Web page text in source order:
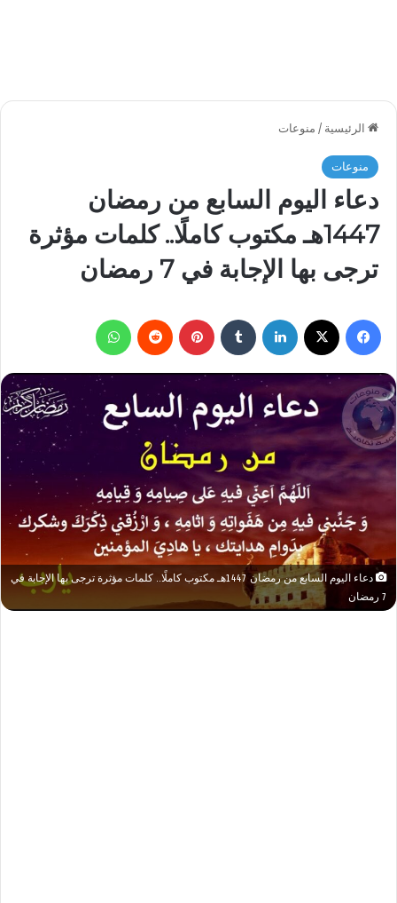
الرئيسية / منوعات
منوعات
دعاء اليوم السابع من رمضان
1447هـ مكتوب كاملًا.. كلمات مؤثرة
ترجى بها الإجابة في 7 رمضان
فيسبوك لينكدإن بينتيريست
دعاء اليوم السابع من رمضان 1447هـ مكتوب كاملًا.. كلمات مؤثرة ترجى بها الإجابة في
7 رمضان